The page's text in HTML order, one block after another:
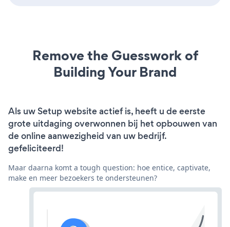
Remove the Guesswork of
Building Your Brand
Als uw Setup website actief is, heeft u de eerste
grote uitdaging overwonnen bij het opbouwen van
de online aanwezigheid van uw bedrijf.
gefeliciteerd!
Maar daarna komt a tough question: hoe entice, captivate,
make en meer bezoekers te ondersteunen?